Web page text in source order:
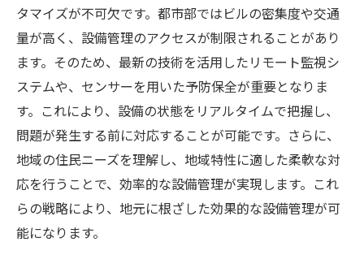
タマイズが不可欠です。都市部ではビルの密集度や交通
量が高く、設備管理のアクセスが制限されることがあり
ます。そのため、最新の技術を活用したリモート監視シ
ステムや、センサーを用いた予防保全が重要となりま
す。これにより、設備の状態をリアルタイムで把握し、
問題が発生する前に対応することが可能です。さらに、
地域の住民ニーズを理解し、地域特性に適した柔軟な対
応を行うことで、効率的な設備管理が実現します。これ
らの戦略により、地元に根ざした効果的な設備管理が可
能になります。